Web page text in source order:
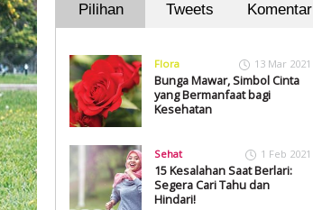
Pilihan Tweets Komentar
Flora 13 Mar 2021
Bunga Mawar, Simbol Cinta
yang Bermanfaat bagi
Kesehatan
Sehat 1 Feb 2021
15 Kesalahan Saat Berlari:
Segera Cari Tahu dan
Hindari!